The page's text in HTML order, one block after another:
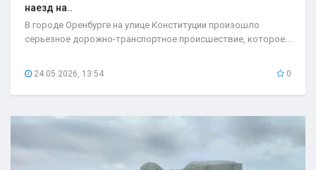
наезд на..
В городе Оренбурге на улице Конституции произошло
серьезное дорожно-транспортное происшествие, которое...
24.05.2026, 13:54 0